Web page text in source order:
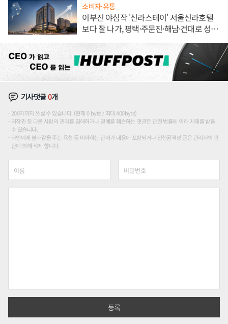
소비자·유통
이부진 야심작 '신라스테이' 서울신라호텔
보다 잘 나가, 평택·주문진·해남·건대로 성
기사댓글0개
200자까지 쓰실 수 있습니다. (현재 0 byte / 최대 400byte)
저작권 등 다른 사람의 권리를 침해하거나 명예를 훼손하는 댓글은 관련 법률에 의해 제재를 받을
수 있습니다.
타인에게 불쾌감을 주는 욕설 등 비하하는 단어가 내용에 포함되거나 인신공격성 글은 관리자의 판
단에 의해 삭제 합니다.